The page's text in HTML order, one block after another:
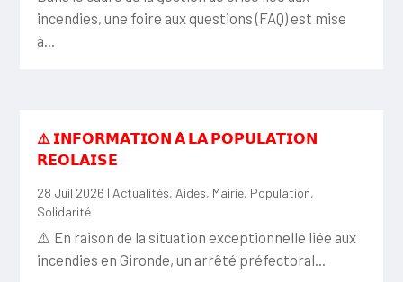
incendies, une foire aux questions (FAQ) est mise
à...
⚠️ 𝗜𝗡𝗙𝗢𝗥𝗠𝗔𝗧𝗜𝗢𝗡 𝗔̀ 𝗟𝗔 𝗣𝗢𝗣𝗨𝗟𝗔𝗧𝗜𝗢𝗡
𝗥𝗘́𝗢𝗟𝗔𝗜𝗦𝗘
28 Juil 2026 | Actualités, Aides, Mairie, Population,
Solidarité
⚠️ En raison de la situation exceptionnelle liée aux
incendies en Gironde, un arrêté préfectoral...